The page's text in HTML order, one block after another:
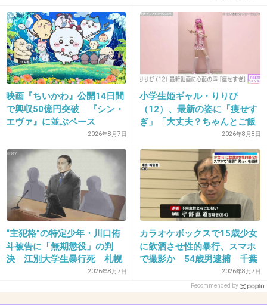
36. 匿名2014/07/06(日) 14:26:36
この2人には申し訳ないけど…
もっと、適役いただろ〜！！
大好きな漫画なのに…これは酷すぎるよ…(p_-)
+260 -5
2014/07/06(日) 14:28:08
こんな高校生活を送りたかったよー！（笑）双
葉の立場で
-1
映画『ちいかわ』公開14日間
で興収50億円突破 『シン・
エヴァ』に並ぶペース
2026年8月7日
小学生姫ギャル・りりぴ
（12）、最新の姿に「痩せす
ぎ」「大丈夫？ちゃんとご飯
食べてね」など心配の声2026年8月8日
“主犯格”の特定少年・川口侑
斗被告に「無期懲役」の判
決 江別大学生暴行死 札幌
2026年8月7日
カラオケボックスで15歳少女
に飲酒させ性的暴行、スマホ
で撮影か 54歳男逮捕 千葉
2026年8月7日
Recommended by